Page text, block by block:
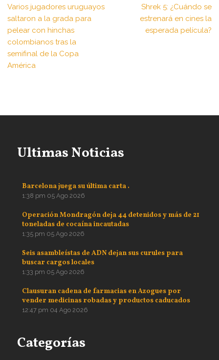
Varios jugadores uruguayos
saltaron a la grada para
pelear con hinchas
colombianos tras la
semifinal de la Copa
América
Shrek 5: ¿Cuándo se
estrenará en cines la
esperada película?
Ultimas Noticias
Barcelona juega su última carta .
1:38 pm 05 Ago 2026
Operación Mondragón deja 44 detenidos y más de 21
toneladas de cocaína incautadas
1:35 pm 05 Ago 2026
Seis asambleístas de ADN dejan sus curules para
buscar cargos locales
1:33 pm 05 Ago 2026
Clausuran cadena de farmacias en Azogues por
vender medicinas robadas y productos caducados
12:47 pm 04 Ago 2026
Categorías